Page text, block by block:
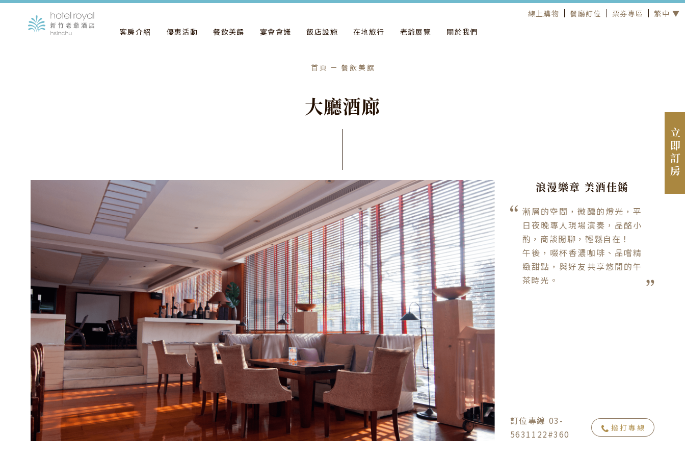
客房介紹 優惠活動 餐飲美饌 宴會會議 飯店設施 在地旅行 老爺展覽 關於我們
線上購物 餐廳訂位 票券專區 繁中 ▼
立即訂房
首頁 餐飲美饌
大廳酒廊
浪漫樂章 美酒佳餚
漸層的空間，微醺的燈光，平
日夜晚專人現場演奏，品酩小
酌，商談閒聊，輕鬆自在！
午後，啜杯香濃咖啡、品嚐精
緻甜點，與好友共享悠閒的午
茶時光。
訂位專線 03-
5631122#360
撥打專線